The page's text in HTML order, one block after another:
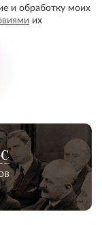
и обработку моих
их